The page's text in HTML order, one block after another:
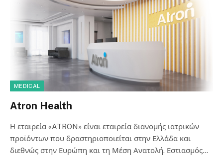
MEDICAL
Atron Health
Η εταιρεία «ATRON» είναι εταιρεία διανομής ιατρικών
προϊόντων που δραστηριοποιείται στην Ελλάδα και
διεθνώς στην Ευρώπη και τη Μέση Ανατολή. Εστιασμός…